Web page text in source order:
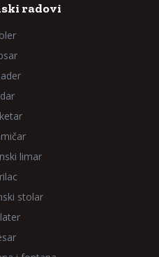
radovi
limar
stolar